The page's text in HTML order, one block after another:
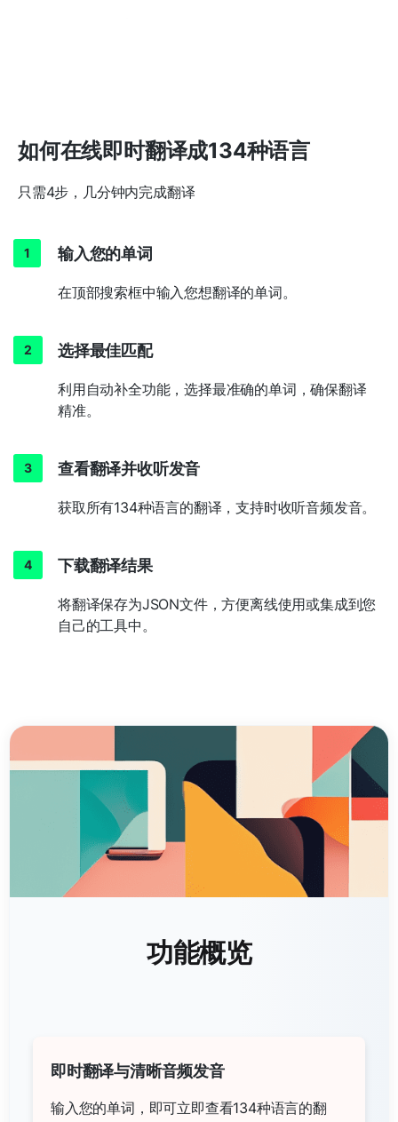
如何在线即时翻译成134种语言
只需4步，几分钟内完成翻译
输入您的单词
在顶部搜索框中输入您想翻译的单词。
选择最佳匹配
利用自动补全功能，选择最准确的单词，确保翻译
精准。
查看翻译并收听发音
获取所有134种语言的翻译，支持时收听音频发音。
下载翻译结果
将翻译保存为JSON文件，方便离线使用或集成到您
自己的工具中。
功能概览
即时翻译与清晰音频发音
输入您的单词，即可立即查看134种语言的翻